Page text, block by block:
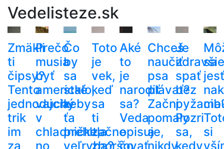
Vedelisteze.sk
Zmäkli
ti
čipsy?
Tento
jednoduchý
trik
im
za
Prečo
musia
byť
americké
vajcia
v
chladničke,
no
Čo
by
sa
stalo,
keby
ťa
prehltla
veľryba?
Toto
je
vek,
keď
sa
ti
začne
zhoršovať
Aké
to
je
narodiť
sa?
Veda
opisuje,
čo
Chceš
naučiť
psa
plávať?
Začni
pomaly
a
nikdy
Je
zdravšie
spať
bez
Pozri
sa,
kedy
sa
jesť
si